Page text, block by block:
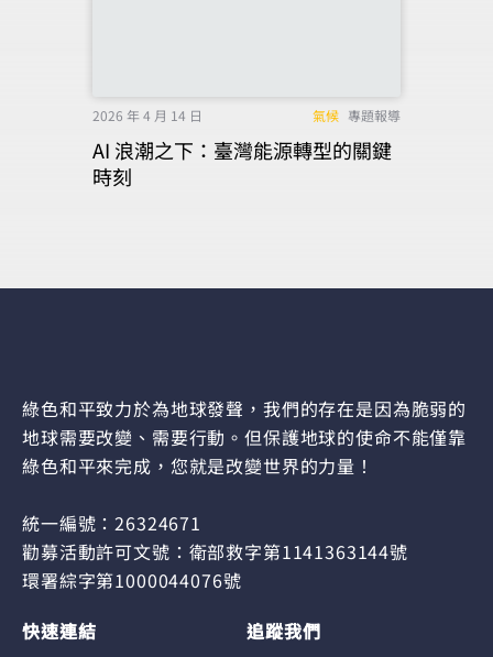
2026 年 4 月 14 日 氣候 專題報導
AI 浪潮之下：臺灣能源轉型的關鍵
時刻
綠色和平致力於為地球發聲，我們的存在是因為脆弱的
地球需要改變、需要行動。但保護地球的使命不能僅靠
綠色和平來完成，您就是改變世界的力量！
統一編號：26324671
勸募活動許可文號：衛部救字第1141363144號
環署綜字第1000044076號
快速連結
追蹤我們